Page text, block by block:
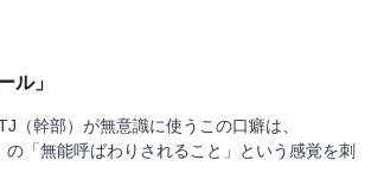
ル」
（幹部）が無意識に使うこの口癖は、
の「無能呼ばわりされること」という感覚を刺